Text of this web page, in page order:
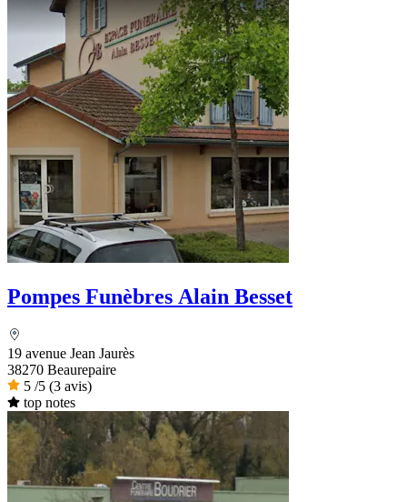
Pompes Funèbres Alain Besset
19 avenue Jean Jaurès
38270 Beaurepaire
5 /5 (3 avis)
top notes